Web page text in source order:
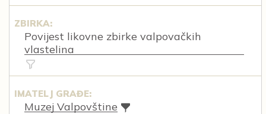
ZBIRKA:
Povijest likovne zbirke valpovačkih
vlastelina
IMATELJ GRAĐE:
Muzej Valpovštine